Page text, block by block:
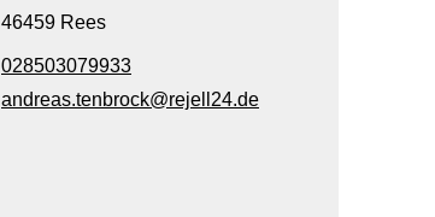
46459 Rees
028503079933
andreas.tenbrock@rejell24.de